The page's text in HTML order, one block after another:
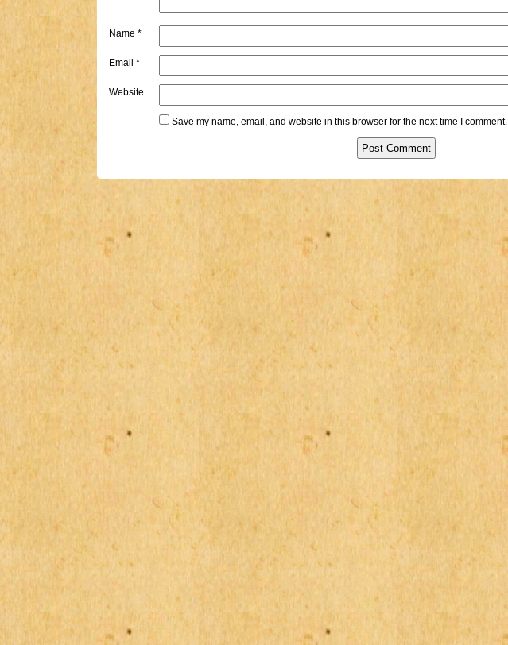
Name *
Email *
Website
Save my name, email, and website in this browser for the next time I comment.